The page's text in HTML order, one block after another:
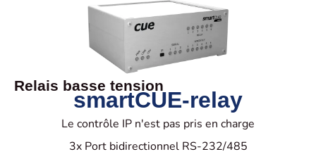
Relais basse tension
smartCUE-relay
Le contrôle IP n'est pas pris en charge
3x Port bidirectionnel RS-232/485